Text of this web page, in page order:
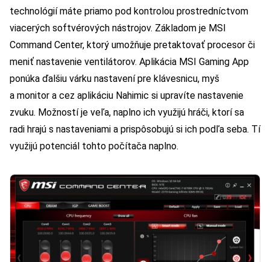
technológií máte priamo pod kontrolou prostredníctvom
viacerých softvérových nástrojov. Základom je MSI
Command Center, ktorý umožňuje pretaktovať procesor či
meniť nastavenie ventilátorov. Aplikácia MSI Gaming App
ponúka ďalšiu várku nastavení pre klávesnicu, myš
a monitor a cez aplikáciu Nahimic si upravíte nastavenie
zvuku. Možností je veľa, naplno ich využijú hráči, ktorí sa
radi hrajú s nastaveniami a prispôsobujú si ich podľa seba. Tí
využijú potenciál tohto počítača naplno.